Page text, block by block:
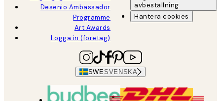
Desenio Ambassador
Programme
Art Awards
Logga in (företag)
avbeställning
Hantera cookies
SWESVENSKA